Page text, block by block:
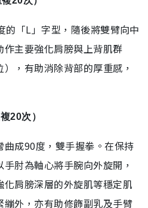
的「L」字型，隨後將雙臂向中
主要強化肩膀與上背肌群
），有助消除背部的厚重感，
20次）
成90度，雙手握拳。在保持
肘為軸心將手腕向外旋開，
肩膀深層的外旋肌等穩定肌
外，亦有助修飾副乳及手臂